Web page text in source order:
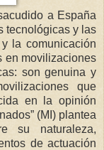
a España
tecnológicas y las
la comunicación
en movilizaciones
son genuina y
que
en la opinión
(MI) plantea
su naturaleza,
de actuación